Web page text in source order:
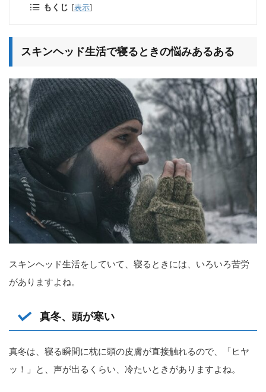
もくじ [表示]
スキンヘッド生活で寝るときの悩みあるある
スキンヘッド生活をしていて、寝るときには、いろいろ苦労
がありますよね。
真冬、頭が寒い
真冬は、寝る瞬間に枕に頭の皮膚が直接触れるので、「ヒヤ
ッ！」と、声が出るくらい、冷たいときがありますよね。